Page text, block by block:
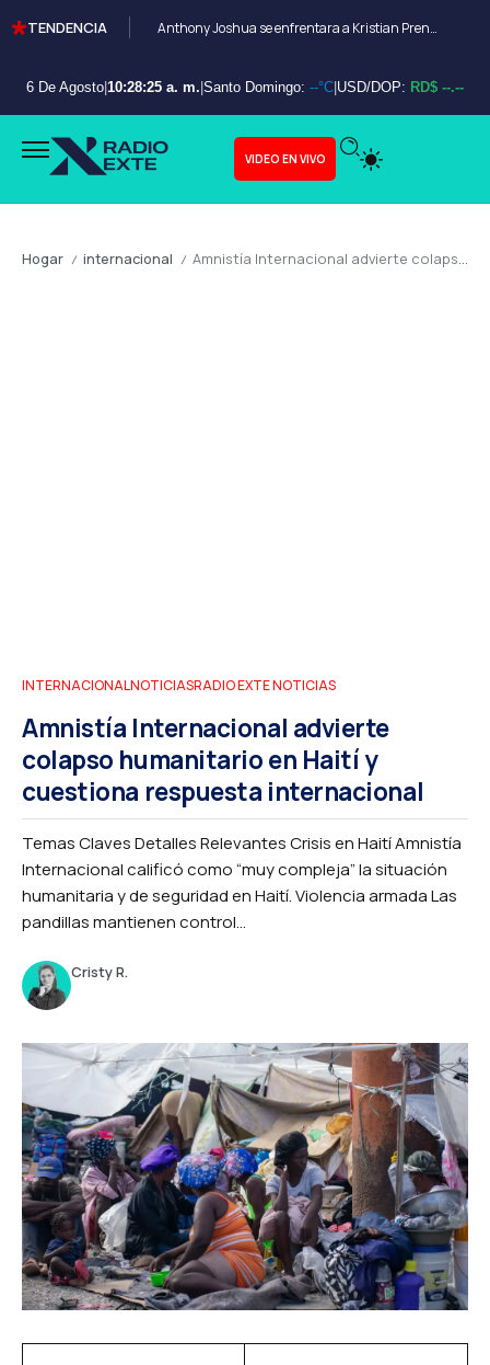
TENDENCIA Anthony Joshua se enfrentara a Kristian Prenga en Arabia Saudita
6 De Agosto 10:28:27 a. m. Santo Domingo: --°C USD/DOP: RD$ --.--
VIDEO EN VIVO
Hogar / internacional / Amnistía Internacional advierte colapso humanitario en Haití y cuestiona respuesta internacional
INTERNACIONALNOTICIASRADIO EXTE NOTICIAS
Amnistía Internacional advierte
colapso humanitario en Haití y
cuestiona respuesta internacional
Temas Claves Detalles Relevantes Crisis en Haití Amnistía
Internacional calificó como “muy compleja” la situación
humanitaria y de seguridad en Haití. Violencia armada Las
pandillas mantienen control...
Cristy R.